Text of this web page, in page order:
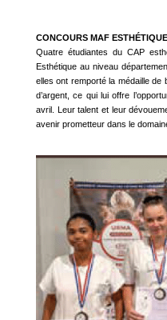
CONCOURS MAF
Quatre étudiantes du CAP
Esthétique au niveau
elles ont remporté la médaille de
d’argent, ce qui lui offre
avril. Leur talent et leur
avenir prometteur dans le